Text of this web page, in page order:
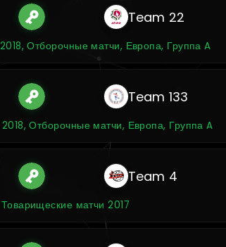
Team 22
Отборочные матчи, Европа, Группа A
Team 133
Отборочные матчи, Европа, Группа A
Team 4
Товарищеские матчи 2017